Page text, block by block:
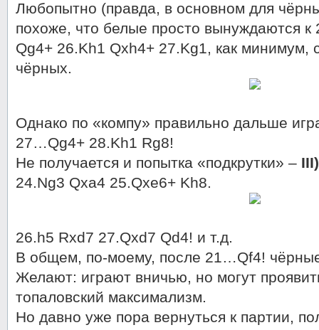
Любопытно (правда, в основном для
похоже, что белые просто вынуждаются к
Qg4+ 26.Kh1 Qxh4+ 27.Kg1, как минимум,
чёрных.
Однако по «компу» правильно дальше
27…Qg4+ 28.Kh1 Rg8!
Не получается и попытка «подкрутки» – III)
24.Ng3 Qxa4 25.Qxe6+ Kh8.
26.h5 Rxd7 27.Qxd7 Qd4! и т.д.
В общем, по-моему, после 21…Qf4! чёрные
Желают: играют вничью, но могут
топаловский максимализм.
Но давно уже пора вернуться к партии,